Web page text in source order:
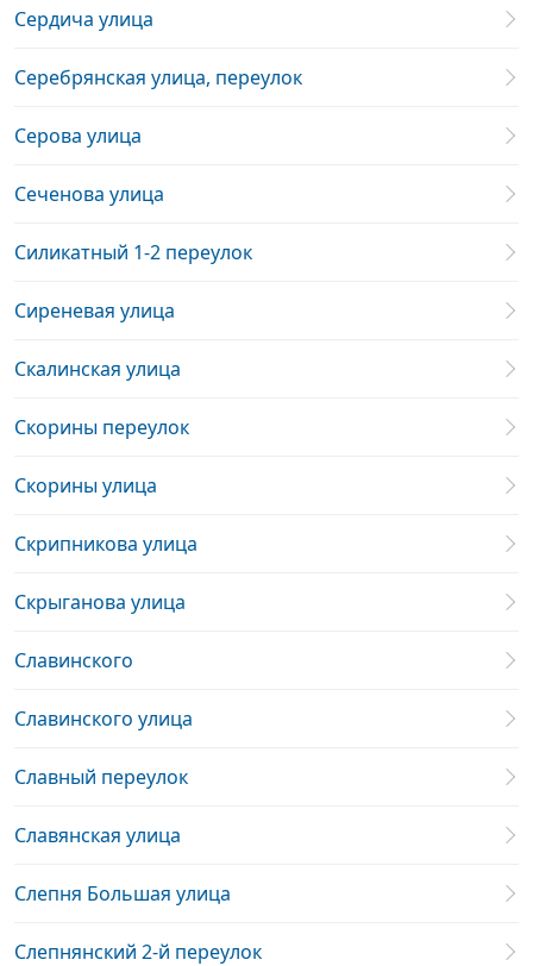
Сердича улица
Серебрянская улица, переулок
Серова улица
Сеченова улица
Силикатный 1-2 переулок
Сиреневая улица
Скалинская улица
Скорины переулок
Скорины улица
Скрипникова улица
Скрыганова улица
Славинского
Славинского улица
Славный переулок
Славянская улица
Слепня Большая улица
Слепнянский 2-й переулок